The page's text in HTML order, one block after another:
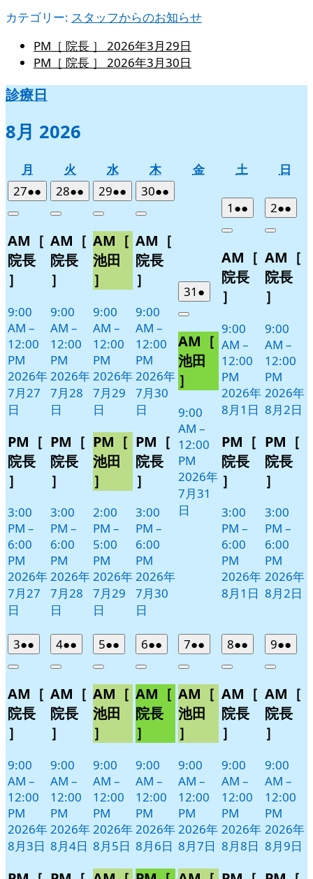
カテゴリー: スタッフからのお知らせ
PM［ 院長 ］ 2026年3月29日
PM［ 院長 ］ 2026年3月30日
診療日
8月 2026
月
曜
日
火
曜
日
水水
曜
日
木木
曜
日
金金
土土
日
日
日
272026
年
月
27
日
●●
件
イ
ベ
ト)
Close
AM［
院長
］
9:00
AM –
12:00
PM
2026年
7月27
日
PM［
院長
］
3:00
PM –
6:00
PM
2026年
7月27
日
282026
年
月
28
日
●●
件
イ
ベ
ト)
Close
AM［
院長
］
9:00
AM –
12:00
PM
2026年
7月28
日
PM［
院長
］
3:00
PM –
6:00
PM
2026年
7月28
日
292026
年
月
29
日
●●
件
イ
ベ
ト)
Close
AM［
池田
］
9:00
AM –
12:00
PM
2026年
7月29
日
PM［
池田
］
2:00
PM –
5:00
PM
2026年
7月29
日
302026
年
月
30
日
●●
件
イ
Close
AM［
院長
］
9:00
AM –
12:00
PM
2026年
7月30
日
PM［
院長
］
3:00
PM –
6:00
PM
2026年
7月30
日
31 2026
年
月
31
日
●
件
イ
ベ
ト)
Close
AM［
池田
］
9:00
AM –
12:00
PM
2026年
7月31
日
1 2026
年
月
1
日
●●
件
イ
ベ
Close
AM［
院長
］
9:00
AM –
12:00
PM
2026年
8月1日
PM［
院長
］
3:00
PM –
6:00
PM
2026年
8月1日
22026
年
月
2
日
●●
件
イ
ベ
Close
AM［
院長
］
9:00
AM –
12:00
PM
2026年
8月2日
PM［
院長
］
3:00
PM –
6:00
PM
2026年
8月2日
32026
年
月
3
日
●●
件
イ
ベ
Close
AM［
院長
］
9:00
AM –
12:00
PM
2026年
8月3日
42026
年
月
4
日
●●
件
イ
ベ
Close
AM［
院長
］
9:00
AM –
12:00
PM
2026年
8月4日
52026
年
月
5
日
●●
件
イ
ベ
ト)
Close
AM［
池田
］
9:00
AM –
12:00
PM
2026年
8月5日
62026
年
月
6
日
●●
件
イ
ベ
ト)
Close
AM［
院長
］
9:00
AM –
12:00
PM
2026年
8月6日
72026
年
月
7
日
●●
件
イ
ベ
ト)
Close
AM［
池田
］
9:00
AM –
12:00
PM
2026年
8月7日
82026
年
月
8
日
●●
件
イ
ベ
Close
AM［
院長
］
9:00
AM –
12:00
PM
2026年
8月8日
92026
年
月
9
日
●●
件
イ
ベ
Close
AM［
院長
］
9:00
AM –
12:00
PM
2026年
8月9日